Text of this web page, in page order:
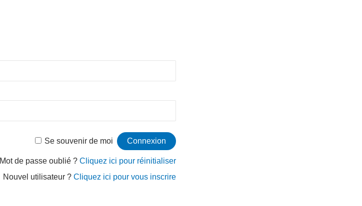
Se souvenir de moi
Mot de passe oublié ? Cliquez ici pour réinitialiser
Nouvel utilisateur ? Cliquez ici pour vous inscrire